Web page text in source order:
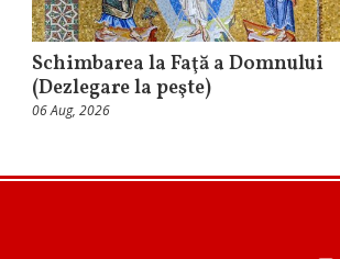
Schimbarea la Faţă a Domnului
(Dezlegare la peşte)
06 Aug, 2026